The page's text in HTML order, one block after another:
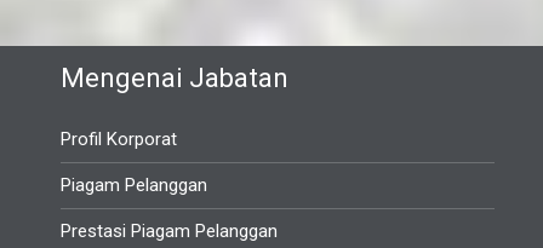
Mengenai Jabatan
Profil Korporat
Piagam Pelanggan
Prestasi Piagam Pelanggan